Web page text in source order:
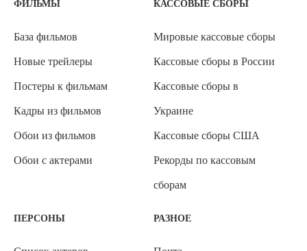
ФИЛЬМЫ
База фильмов
Новые трейлеры
Постеры к фильмам
Кадры из фильмов
Обои из фильмов
Обои с актерами
КАССОВЫЕ СБОРЫ
Мировые кассовые сборы
Кассовые сборы в России
Кассовые сборы в
Украине
Кассовые сборы США
Рекорды по кассовым
сборам
ПЕРСОНЫ РАЗНОЕ